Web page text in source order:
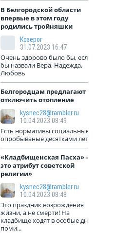
В Белгородской области
впервые в этом году
родились тройняшки
Козерог
31.07.2023 16:47
Очень здорово было бы, если
бы назвали Вера, Надежда,
Любовь
Белгородцам предлагают
отключить отопление
kysnec28@rambler.ru
10.04.2023 08:49
Есть нормативы социальные
опробываные десятками лет!
«Кладбищенская Пасха» —
это атрибут советской
религии»
kysnec28@rambler.ru
10.04.2023 08:48
Это праздник возрождения
жизни, а не смерти! На
кладбище ходят в особые дни
поми...